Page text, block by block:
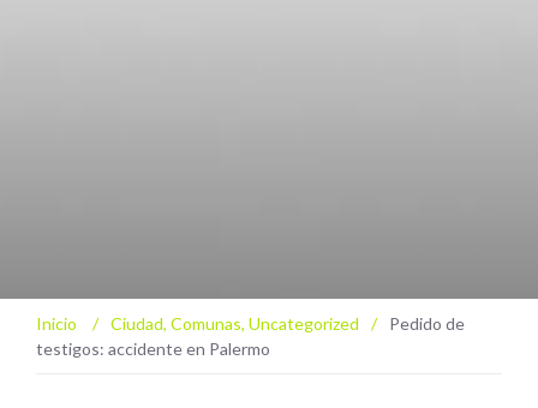
Inicio / Ciudad, Comunas, Uncategorized /
Pedido de
testigos: accidente en Palermo